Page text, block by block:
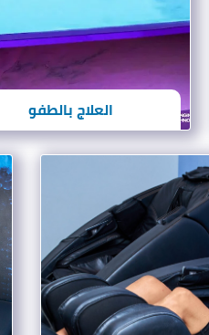
العلاج بالطفو